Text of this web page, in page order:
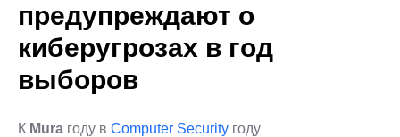
предупреждают о
киберугрозах в год
выборов
К Mura году в Computer Security году